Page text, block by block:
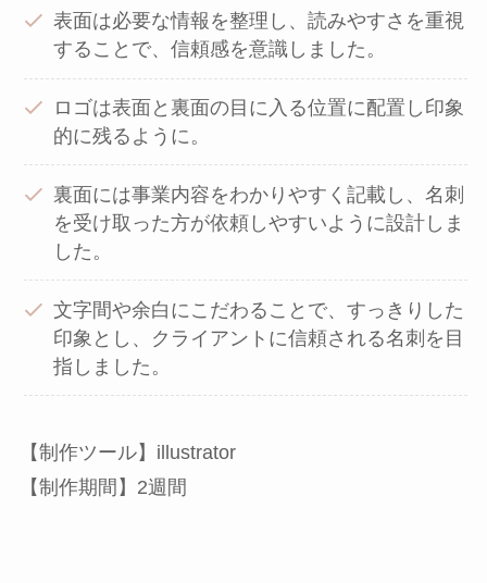
表面は必要な情報を整理し、読みやすさを重視
することで、信頼感を意識しました。
ロゴは表面と裏面の目に入る位置に配置し印象
的に残るように。
裏面には事業内容をわかりやすく記載し、名刺
を受け取った方が依頼しやすいように設計しま
した。
文字間や余白にこだわることで、すっきりした
印象とし、クライアントに信頼される名刺を目
指しました。
【制作ツール】illustrator
【制作期間】2週間